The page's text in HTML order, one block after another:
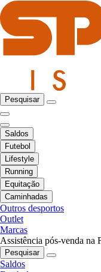
Pesquisar
Saldos
Futebol
Lifestyle
Running
Equitação
Caminhadas
Outros desportos
Outlet
Marcas
Assistência pós-venda na
Pesquisar
Saldos